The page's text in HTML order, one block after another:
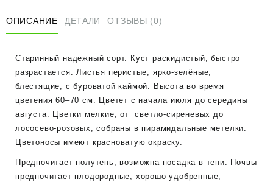
ОПИСАНИЕ ДЕТАЛИ ОТЗЫВЫ (0)
Старинный надежный сорт. Куст раскидистый, быстро
разрастается. Листья перистые, ярко-зелёные,
блестящие, с буроватой каймой. Высота во время
цветения 60–70 см. Цветет с начала июля до середины
августа. Цветки мелкие, от светло-сиреневых до
лососево-розовых, собраны в пирамидальные метелки.
Цветоносы имеют красноватую окраску.
Предпочитает полутень, возможна посадка в тени. Почвы
предпочитает плодородные, хорошо удобренные,